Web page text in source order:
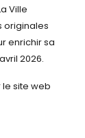
Ville
originales
enrichir sa
2026.
site web